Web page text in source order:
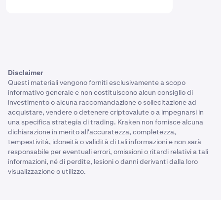
Disclaimer
Questi materiali vengono forniti esclusivamente a scopo
informativo generale e non costituiscono alcun consiglio di
investimento o alcuna raccomandazione o sollecitazione ad
acquistare, vendere o detenere criptovalute o a impegnarsi in
una specifica strategia di trading. Kraken non fornisce alcuna
dichiarazione in merito all'accuratezza, completezza,
tempestività, idoneità o validità di tali informazioni e non sarà
responsabile per eventuali errori, omissioni o ritardi relativi a tali
informazioni, né di perdite, lesioni o danni derivanti dalla loro
visualizzazione o utilizzo.